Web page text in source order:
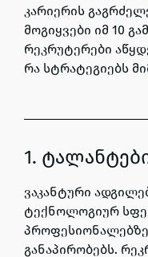
კარიერის
მოგიყვები იმ 10
რეკრუტერები
რა სტრატეგიებს
1.
ვაკანტური
ტექნოლოგიურ
განაპირობებს.